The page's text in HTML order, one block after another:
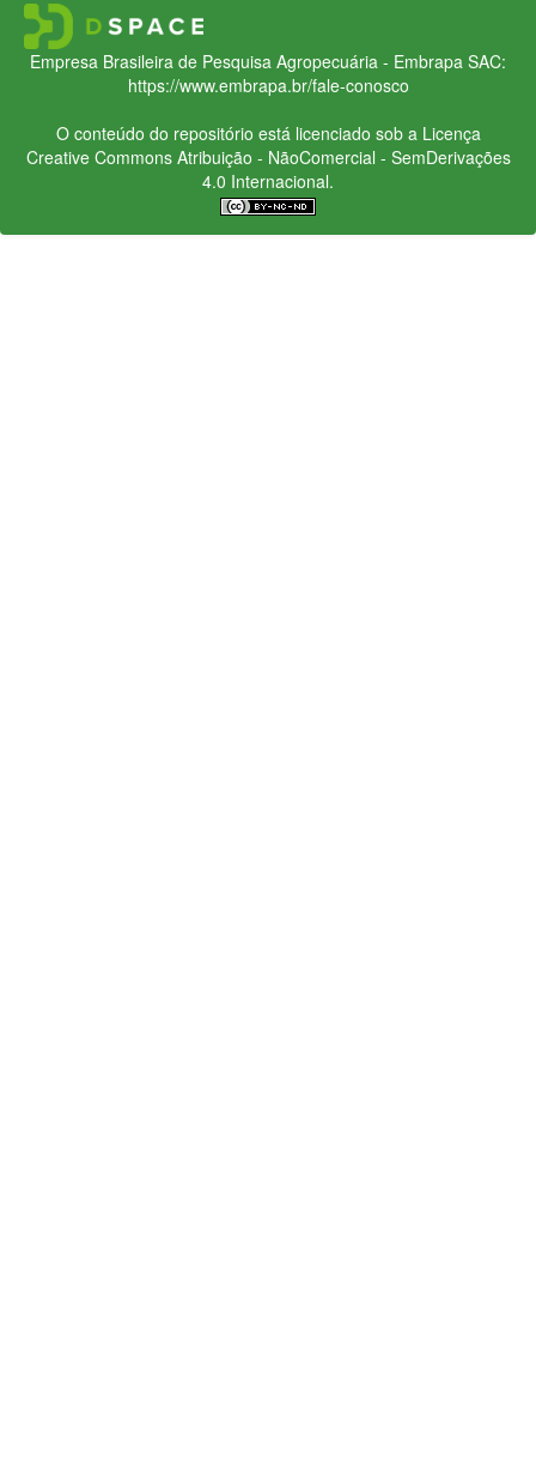
Empresa Brasileira de Pesquisa Agropecuária - Embrapa SAC:
https://www.embrapa.br/fale-conosco
O conteúdo do repositório está licenciado sob a Licença
Creative CommonsAtribuição - NãoComercial - SemDerivações
4.0 Internacional.